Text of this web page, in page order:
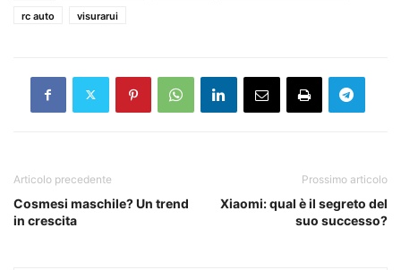
rc auto
visurarui
Articolo precedente
Cosmesi maschile? Un trend
in crescita
Prossimo articolo
Xiaomi: qual è il segreto del
suo successo?